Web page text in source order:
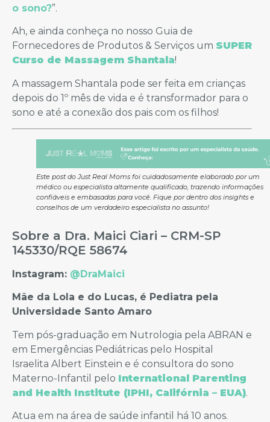
o sono?”.
Ah, e ainda conheça no nosso Guia de
Fornecedores de Produtos & Serviços um SUPER
Curso de Massagem Shantala!
A massagem Shantala pode ser feita em crianças
depois do 1º mês de vida e é transformador para o
sono e até a conexão dos pais com os filhos!
Este post do Just Real Moms foi cuidadosamente elaborado por um
médico ou especialista altamente qualificado, trazendo informações
confiáveis e embasadas para você. Fique por dentro dos insights e
conselhos de um verdadeiro especialista no assunto!
Sobre a Dra. Maici Ciari – CRM-SP
145330/RQE 58674
Instagram: @DraMaici
Mãe da Lola e do Lucas, é Pediatra pela
Universidade Santo Amaro
Tem pós-graduação em Nutrologia pela ABRAN e
em Emergências Pediátricas pelo Hospital
Israelita Albert Einstein e é consultora do sono
Materno-Infantil pelo International Parenting
and Health Institute (IPHI, Califórnia – EUA).
Atua em na área de saúde infantil há 10 anos.